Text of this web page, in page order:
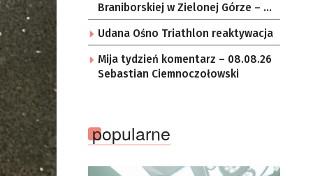
Braniborskiej w Zielonej Górze – po
raz ostatni w tym roku
Udana Ośno Triathlon reaktywacja
Mija tydzień komentarz – 08.08.26
Sebastian Ciemnoczołowski
popularne